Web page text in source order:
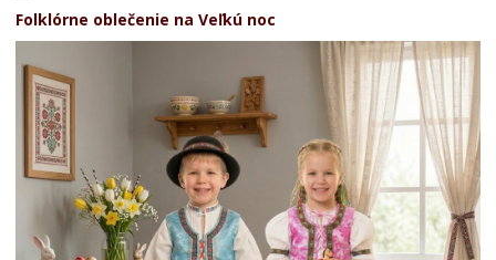
Folklórne oblečenie na Veľkú noc